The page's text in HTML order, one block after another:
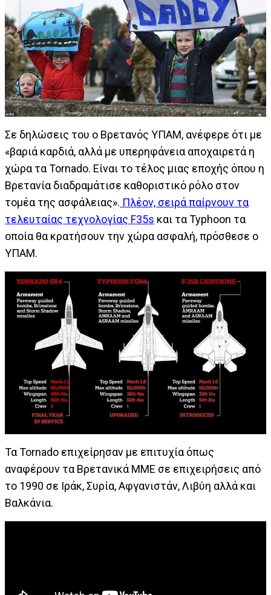
Σε δηλώσεις του ο Βρετανός ΥΠΑΜ, ανέφερε ότι με
«βαριά καρδιά, αλλά με υπερηφάνεια αποχαιρετά η
χώρα τα Tornado. Είναι το τέλος μιας εποχής όπου η
Βρετανία διαδραμάτισε καθοριστικό ρόλο στον
τομέα της ασφάλειας». Πλέον, σειρά παίρνουν τα
τελευταίας τεχνολογίας F35s και τα Typhoon τα
οποία θα κρατήσουν την χώρα ασφαλή, πρόσθεσε ο
ΥΠΑΜ.
Τα Tornado επιχείρησαν με επιτυχία όπως
αναφέρουν τα Βρετανικά ΜΜΕ σε επιχειρήσεις από
το 1990 σε Ιράκ, Συρία, Αφγανιστάν, Λιβύη αλλά και
Βαλκάνια.